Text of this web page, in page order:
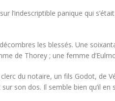
panique qui
les blessés. Une
de Thorey ; une femme
du notaire, un fils Godot,
son dos. Il semble bien qu’il en